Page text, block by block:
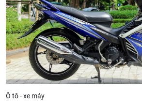
Ô tô - xe máy